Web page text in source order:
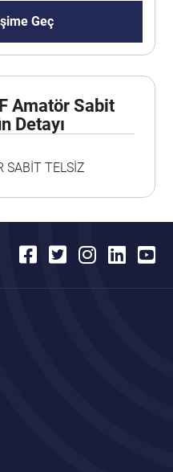
Geç
Amatör Sabit
Detayı
SABİT TELSİZ